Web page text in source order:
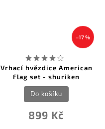
–17 %
Vrhací hvězdice American
Flag set - shuriken
899 Kč
Do košíku